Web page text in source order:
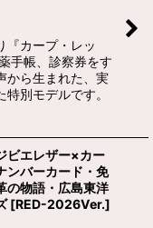
『カープ・レッ
手帳、診察券をす
から生まれた、実
別モデルです。
ビエレザー×カー
ンバーカード・免
の物語・広島東洋
[RED-2026Ver.]